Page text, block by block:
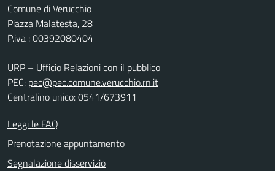
Comune di Verucchio
Piazza Malatesta, 28
P.iva : 00392080404
URP – Ufficio Relazioni con il pubblico
PEC: pec@pec.comune.verucchio.rn.it
Centralino unico: 0541/673911
Leggi le FAQ
Prenotazione appuntamento
Segnalazione disservizio